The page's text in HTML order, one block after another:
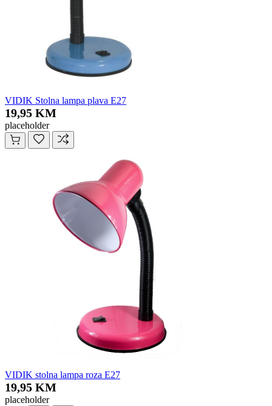
VIDIK Stolna lampa plava E27
19,95 KM
placeholder
VIDIK stolna lampa roza E27
19,95 KM
placeholder